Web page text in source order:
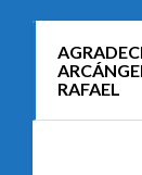
RAFAEL